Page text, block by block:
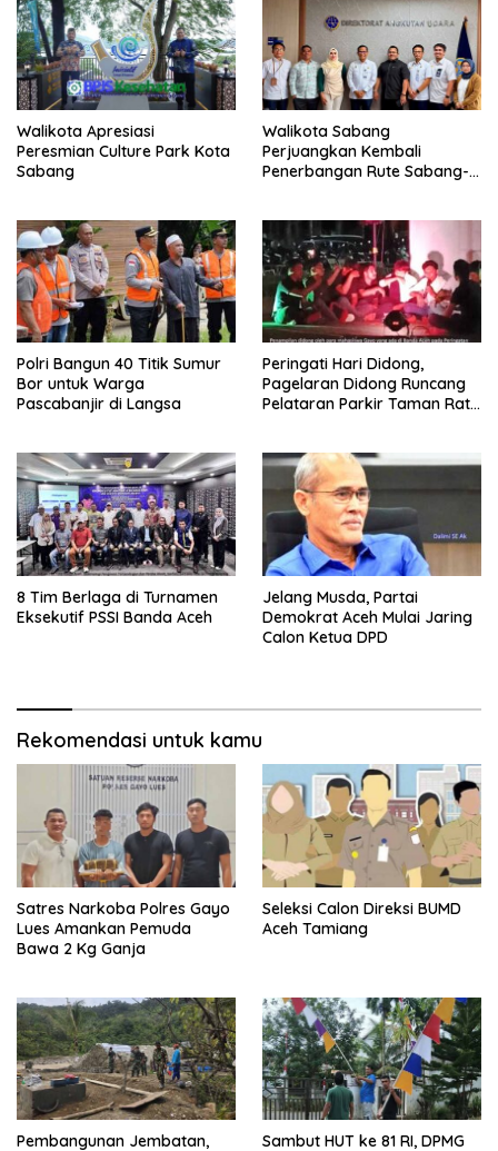
Walikota Apresiasi
Peresmian Culture Park Kota
Sabang
Walikota Sabang
Perjuangkan Kembali
Penerbangan Rute Sabang-
Polri Bangun 40 Titik Sumur
Bor untuk Warga
Pascabanjir di Langsa
Peringati Hari Didong,
Pagelaran Didong Runcang
Pelataran Parkir Taman Ratu
8 Tim Berlaga di Turnamen
Eksekutif PSSI Banda Aceh
Jelang Musda, Partai
Demokrat Aceh Mulai Jaring
Calon Ketua DPD
Rekomendasi untuk kamu
Satres Narkoba Polres Gayo
Lues Amankan Pemuda
Bawa 2 Kg Ganja
Seleksi Calon Direksi BUMD
Aceh Tamiang
Pembangunan Jembatan,
Sambut HUT ke 81 RI, DPMG